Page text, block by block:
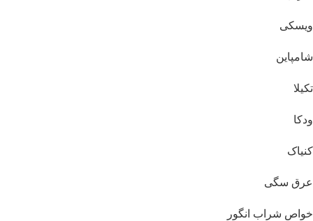
ویسکی
شامپاین
تکیلا
ودکا
کنیاک
عرق سگی
خواص شراب انگور